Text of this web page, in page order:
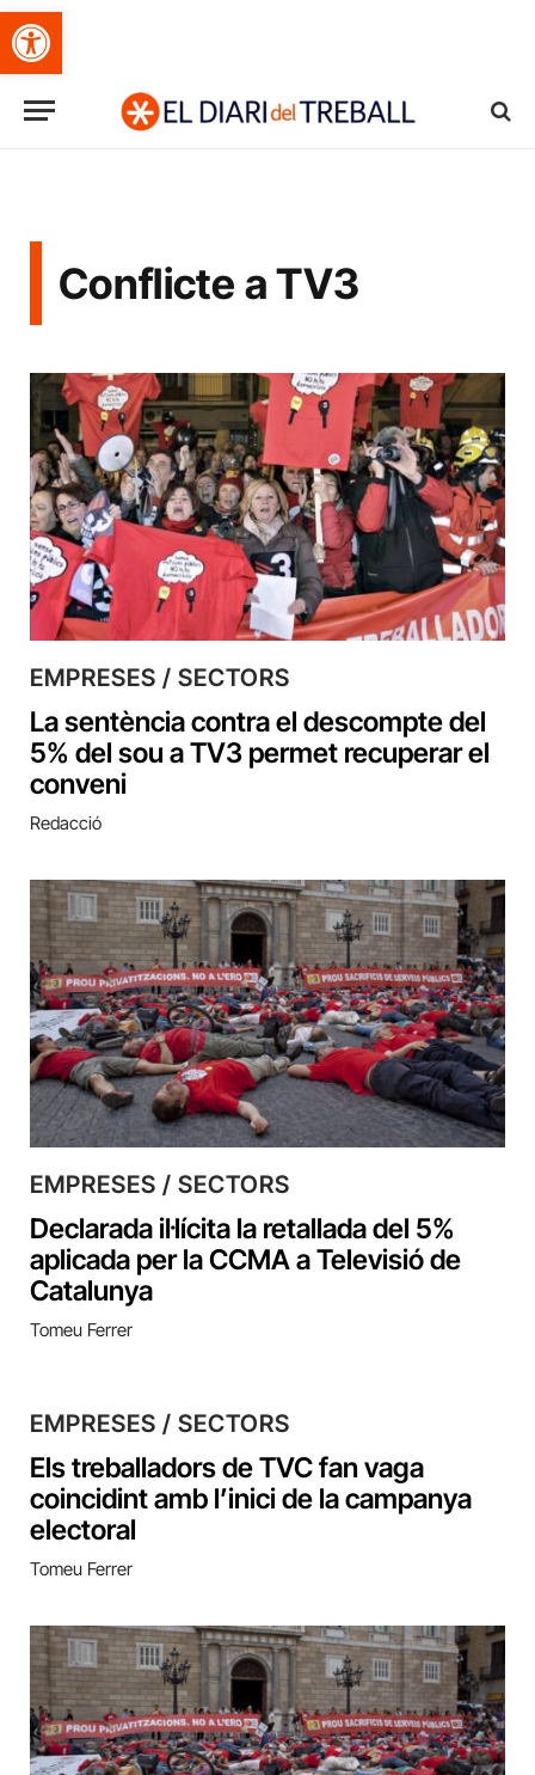
Obre la barra d'eines
Conflicte a TV3
EMPRESES / SECTORS
La sentència contra el descompte del
5% del sou a TV3 permet recuperar el
conveni
Redacció
EMPRESES / SECTORS
Declarada il·lícita la retallada del 5%
aplicada per la CCMA a Televisió de
Catalunya
Tomeu Ferrer
EMPRESES / SECTORS
Els treballadors de TVC fan vaga
coincidint amb l’inici de la campanya
electoral
Tomeu Ferrer